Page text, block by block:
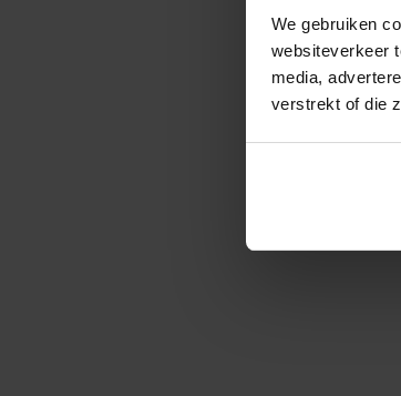
We gebruiken
websiteverkeer
media,
verstrekt of die